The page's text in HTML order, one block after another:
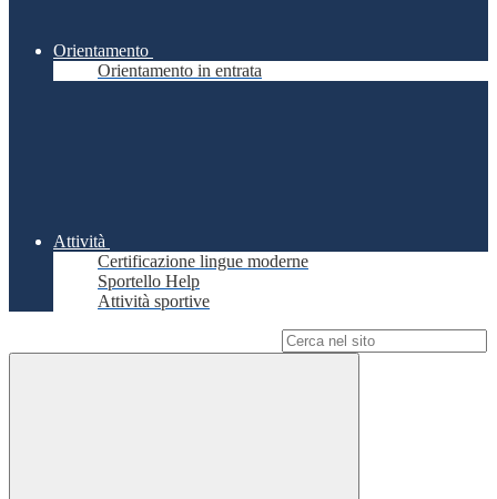
Orientamento
Orientamento in entrata
Attività
Certificazione lingue moderne
Sportello Help
Attività sportive